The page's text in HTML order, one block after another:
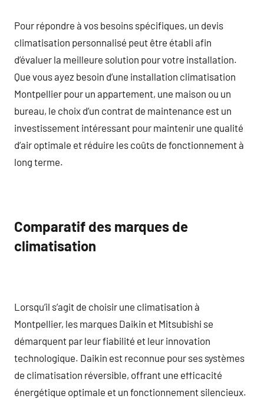
Pour répondre à vos besoins spécifiques, un devis
climatisation personnalisé peut être établi afin
d’évaluer la meilleure solution pour votre installation.
Que vous ayez besoin d’une installation climatisation
Montpellier pour un appartement, une maison ou un
bureau, le choix d’un contrat de maintenance est un
investissement intéressant pour maintenir une qualité
d’air optimale et réduire les coûts de fonctionnement à
long terme.
Comparatif des marques de
climatisation
Lorsqu’il s’agit de choisir une climatisation à
Montpellier, les marques Daikin et Mitsubishi se
démarquent par leur fiabilité et leur innovation
technologique. Daikin est reconnue pour ses systèmes
de climatisation réversible, offrant une efficacité
énergétique optimale et un fonctionnement silencieux.